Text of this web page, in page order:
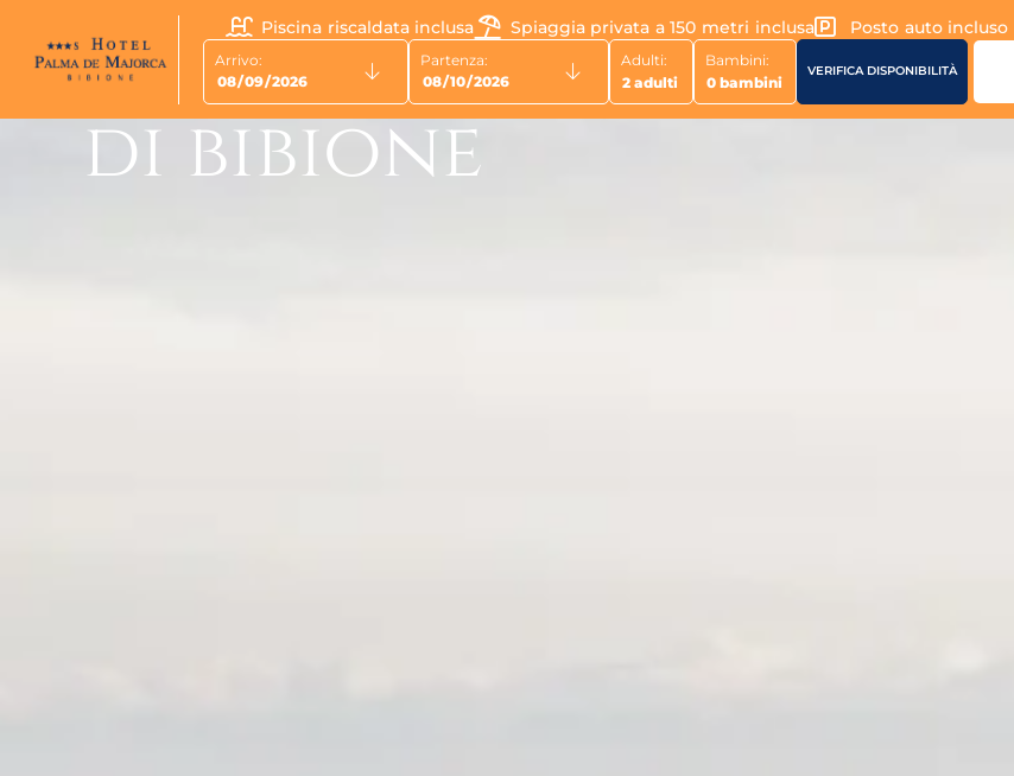
Piscina riscaldata inclusa Spiaggia privata a 150 metri inclusa Posto auto incluso
Arrivo: Partenza: Adulti: Bambini:
nei dintorni
di bibione